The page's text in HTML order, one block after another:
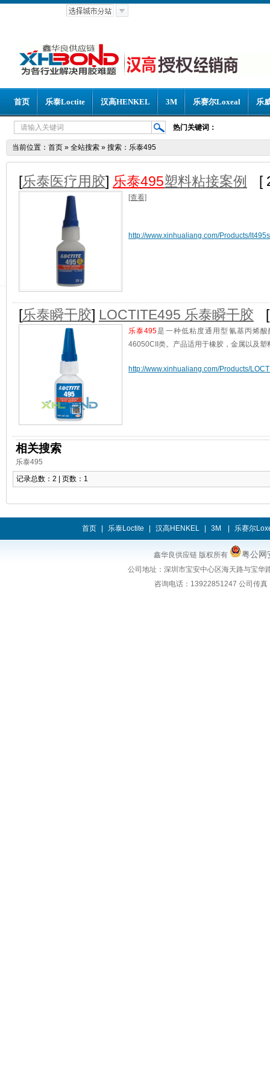
首页 乐泰Loctite 汉高HENKEL 3M 乐赛尔Loxeal 乐
热门关键词：
当前位置： 首页 » 全站搜索 » 搜索：乐泰495
[乐泰医疗用胶] 乐泰495塑料粘接案例 [
[查看]
http://www.xinhualiang.com/Products/
[乐泰瞬干胶] LOCTITE495 乐泰瞬干胶
乐泰495是一种低粘度通用型氰基丙烯
46050CII类。产品适用于橡胶，金属以及
http://www.xinhualiang.com/Products/
相关搜索
乐泰495
记录总数：2 | 页数：1
首页 乐泰Loctite 汉高HENKEL 3M 乐赛尔
鑫华良供应链 版权所有 粤公网
公司地址： 深圳市宝安中心区海天路与宝华
咨询电话： 13922851247 公司传真